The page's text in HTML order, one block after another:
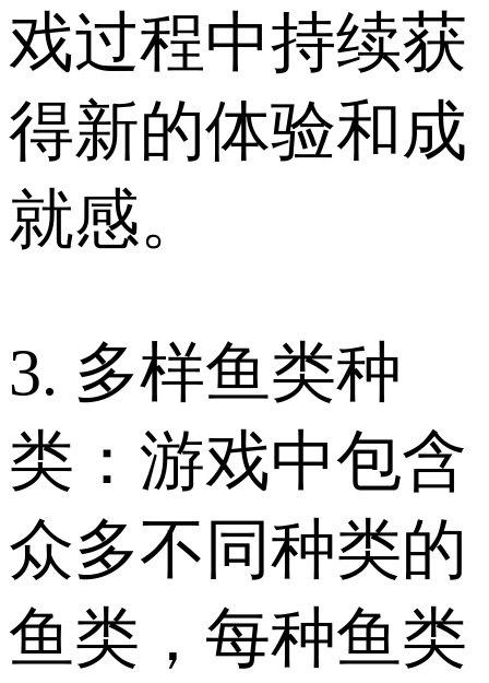
戏过程中持续获
得新的体验和成
就感。
3. 多样鱼类种
类：游戏中包含
众多不同种类的
鱼类，每种鱼类